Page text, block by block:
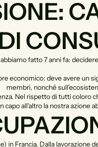
DI
fatto 7 anni fa:
economico: deve avere un
membri, nonché
Nel rispetto di tutti
capo all'altro la nostra azione
in Francia. Dalla